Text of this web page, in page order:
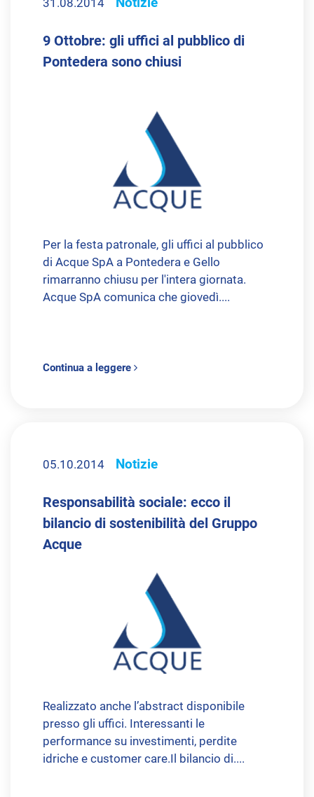
31.08.2014
9 Ottobre: gli uffici al pubblico di
Pontedera sono chiusi
Per la festa patronale, gli uffici al pubblico
di Acque SpA a Pontedera e Gello
rimarranno chiusu per l'intera giornata.
Acque SpA comunica che giovedì....
Continua a leggere
05.10.2014 Notizie
Responsabilità sociale: ecco il
bilancio di sostenibilità del Gruppo
Acque
Realizzato anche l’abstract disponibile
presso gli uffici. Interessanti le
performance su investimenti, perdite
idriche e customer care.Il bilancio di....